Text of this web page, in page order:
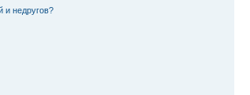
и недругов?